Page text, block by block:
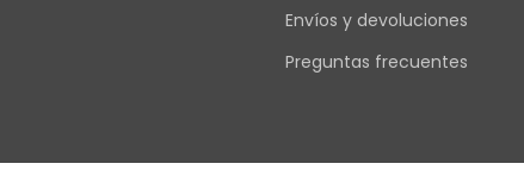
Envíos y devoluciones
Preguntas frecuentes